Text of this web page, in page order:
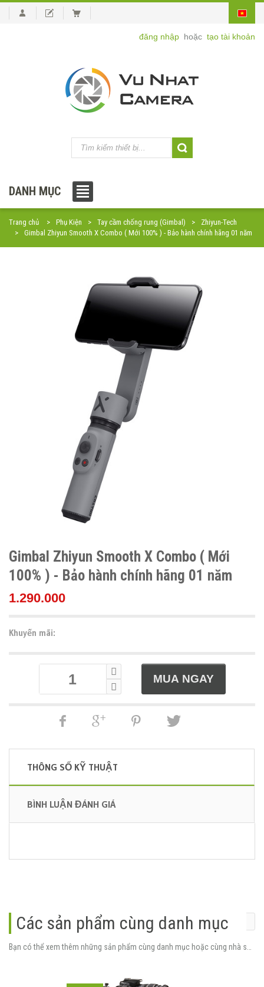
đăng nhập hoặc tạo tài khoản
DANH MỤC
Trang chủ Phụ Kiện Tay cầm chống rung (Gimbal)
Zhiyun-Tech
Gimbal Zhiyun Smooth X Combo ( Mới 100% ) - Bảo hành chính hãng 01 năm
Gimbal Zhiyun Smooth X Combo ( Mới
100% ) - Bảo hành chính hãng 01 năm
1.290.000
Khuyến mãi:
THÔNG SỐ KỸ THUẬT
BÌNH LUẬN ĐÁNH GIÁ
Các sản phẩm cùng danh mục